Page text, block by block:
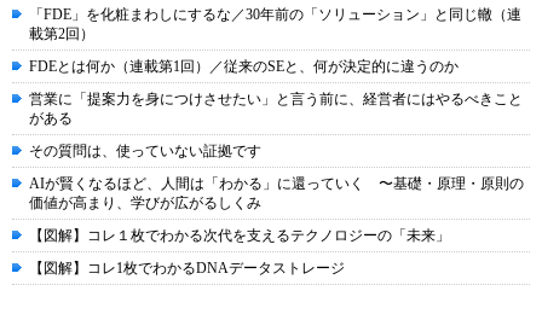
「FDE」を化粧まわしにするな／30年前の「ソリューション」と同じ轍（連
載第2回）
FDEとは何か（連載第1回）／従来のSEと、何が決定的に違うのか
営業に「提案力を身につけさせたい」と言う前に、経営者にはやるべきこと
がある
その質問は、使っていない証拠です
AIが賢くなるほど、人間は「わかる」に還っていく 〜基礎・原理・原則の
価値が高まり、学びが広がるしくみ
【図解】コレ１枚でわかる次代を支えるテクノロジーの「未来」
【図解】コレ1枚でわかるDNAデータストレージ